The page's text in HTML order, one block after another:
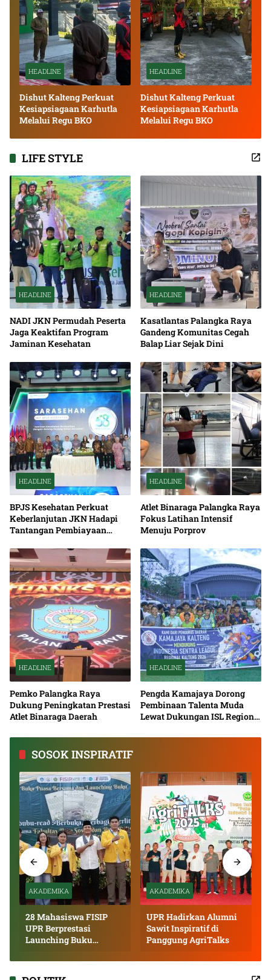
HEADLINE
Dishut Kalteng Perkuat
Kesiapsiagaan Karhutla
Melalui Regu BKO
HEADLINE
Dishut Kalteng Perkuat
Kesiapsiagaan Karhutla
Melalui Regu BKO
LIFE STYLE
HEADLINE
NADI JKN Permudah Peserta
Jaga Keaktifan Program
Jaminan Kesehatan
HEADLINE
Kasatlantas Palangka Raya
Gandeng Komunitas Cegah
Balap Liar Sejak Dini
HEADLINE
BPJS Kesehatan Perkuat
Keberlanjutan JKN Hadapi
Tantangan Pembiayaan
HEADLINE
Atlet Binaraga Palangka Raya
Fokus Latihan Intensif
Menuju Porprov
HEADLINE
Pemko Palangka Raya
Dukung Peningkatan Prestasi
Atlet Binaraga Daerah
HEADLINE
Pengda Kamajaya Dorong
Pembinaan Talenta Muda
Lewat Dukungan ISL Regional
SOSOK INSPIRATIF
AKADEMIKA
28 Mahasiswa FISIP
UPR Berprestasi
Launching Buku
AKADEMIKA
UPR Hadirkan Alumni
Sawit Inspiratif di
Panggung AgriTalks